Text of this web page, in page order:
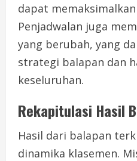
dapat
Penjadwalan juga
yang berubah, yang
strategi balapan dan
keseluruhan.
Rekapitulasi Hasil
Hasil dari balapan
dinamika klasemen.